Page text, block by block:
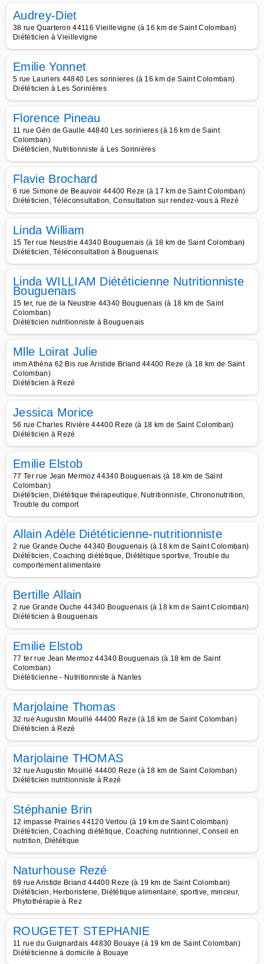
Audrey-Diet
38 rue Quarteron 44116 Vieillevigne (à 16 km de Saint Colomban)
Diététicien à Vieillevigne
Emilie Yonnet
5 rue Lauriers 44840 Les sorinieres (à 16 km de Saint Colomban)
Diététicien à Les Sorinières
Florence Pineau
11 rue Gén de Gaulle 44840 Les sorinieres (à 16 km de Saint
Colomban)
Diététicien, Nutritionniste à Les Sorinières
Flavie Brochard
6 rue Simone de Beauvoir 44400 Reze (à 17 km de Saint Colomban)
Diététicien, Téléconsultation, Consultation sur rendez-vous à Rezé
Linda William
15 Ter rue Neustrie 44340 Bouguenais (à 18 km de Saint Colomban)
Diététicien, Téléconsultation à Bouguenais
Linda WILLIAM Diététicienne Nutritionniste
Bouguenais
15 ter, rue de la Neustrie 44340 Bouguenais (à 18 km de Saint
Colomban)
Diététicien nutritionniste à Bouguenais
Mlle Loirat Julie
imm Athéna 62 Bis rue Aristide Briand 44400 Reze (à 18 km de Saint
Colomban)
Diététicien à Rezé
Jessica Morice
56 rue Charles Rivière 44400 Reze (à 18 km de Saint Colomban)
Diététicien à Rezé
Emilie Elstob
77 Ter rue Jean Mermoz 44340 Bouguenais (à 18 km de Saint
Colomban)
Diététicien, Diététique thérapeutique, Nutritionniste, Chrononutrition,
Trouble du comport
Allain Adèle Diététicienne-nutritionniste
2 rue Grande Ouche 44340 Bouguenais (à 18 km de Saint Colomban)
Diététicien, Coaching diététique, Diététique sportive, Trouble du
comportement alimentaire
Bertille Allain
2 rue Grande Ouche 44340 Bouguenais (à 18 km de Saint Colomban)
Diététicien à Bouguenais
Emilie Elstob
77 ter rue Jean Mermoz 44340 Bouguenais (à 18 km de Saint
Colomban)
Diététicienne - Nutritionniste à Nantes
Marjolaine Thomas
32 rue Augustin Mouillé 44400 Reze (à 18 km de Saint Colomban)
Diététicien à Rezé
Marjolaine THOMAS
32 rue Augustin Mouillé 44400 Reze (à 18 km de Saint Colomban)
Diététicien nutritionniste à Rezé
Stéphanie Brin
12 impasse Prairies 44120 Vertou (à 19 km de Saint Colomban)
Diététicien, Coaching diététique, Coaching nutritionnel, Conseil en
nutrition, Diététique
Naturhouse Rezé
69 rue Aristide Briand 44400 Reze (à 19 km de Saint Colomban)
Diététicien, Herboristerie, Diététique alimentaire, sportive, minceur,
Phytothérapie à Rez
ROUGETET STEPHANIE
11 rue du Guignardais 44830 Bouaye (à 19 km de Saint Colomban)
Diététicienne à domicile à Bouaye